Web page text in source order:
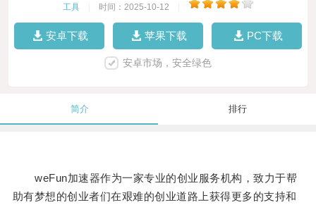
工具 时间：2025-10-12
安卓下载 苹果下载 PC下载
安卓市场，安全绿色
简介 排行
weFun加速器作为一家专业的创业服务机构，致力于帮
助有梦想的创业者们在艰难的创业道路上获得更多的支持和